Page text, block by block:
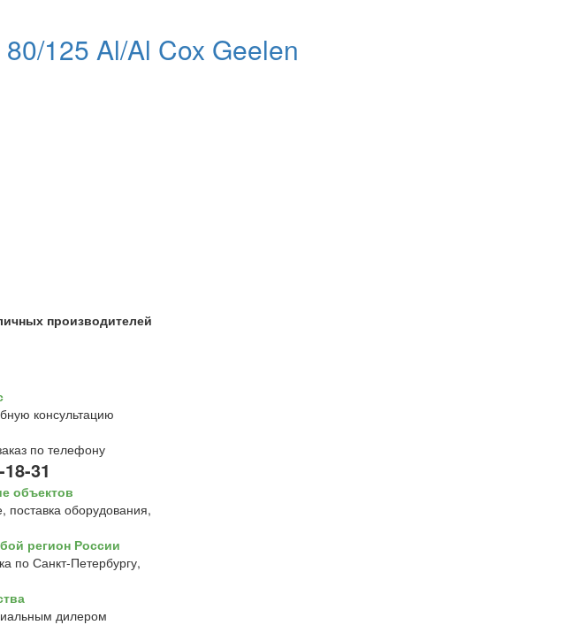
125 Al/Al Cox Geelen
производителей
консультацию
по телефону
31
объектов
поставка оборудования,
регион России
по Санкт-Петербургу,
дилером